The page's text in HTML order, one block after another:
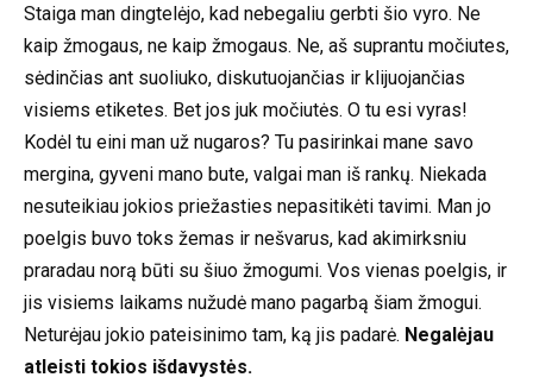
Staiga man dingtelėjo, kad nebegaliu gerbti šio vyro. Ne
kaip žmogaus, ne kaip žmogaus. Ne, aš suprantu močiutes,
sėdinčias ant suoliuko, diskutuojančias ir klijuojančias
visiems etiketes. Bet jos juk močiutės. O tu esi vyras!
Kodėl tu eini man už nugaros? Tu pasirinkai mane savo
mergina, gyveni mano bute, valgai man iš rankų. Niekada
nesuteikiau jokios priežasties nepasitikėti tavimi. Man jo
poelgis buvo toks žemas ir nešvarus, kad akimirksniu
praradau norą būti su šiuo žmogumi. Vos vienas poelgis, ir
jis visiems laikams nužudė mano pagarbą šiam žmogui.
Neturėjau jokio pateisinimo tam, ką jis padarė. Negalėjau
atleisti tokios išdavystės.